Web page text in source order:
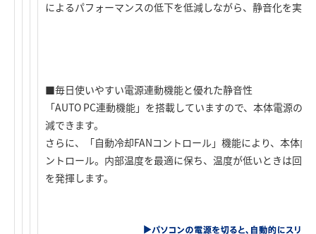
によるパフォーマンスの低下を低減しながら、静音化を実現
■毎日使いやすい電源連動機能と優れた静音性
「AUTO PC連動機能」を搭載していますので、本体電源の
減できます。
さらに、「自動冷却FANコントロール」機能により、本体
ントロール。内部温度を最適に保ち、温度が低いときは回
を発揮します。